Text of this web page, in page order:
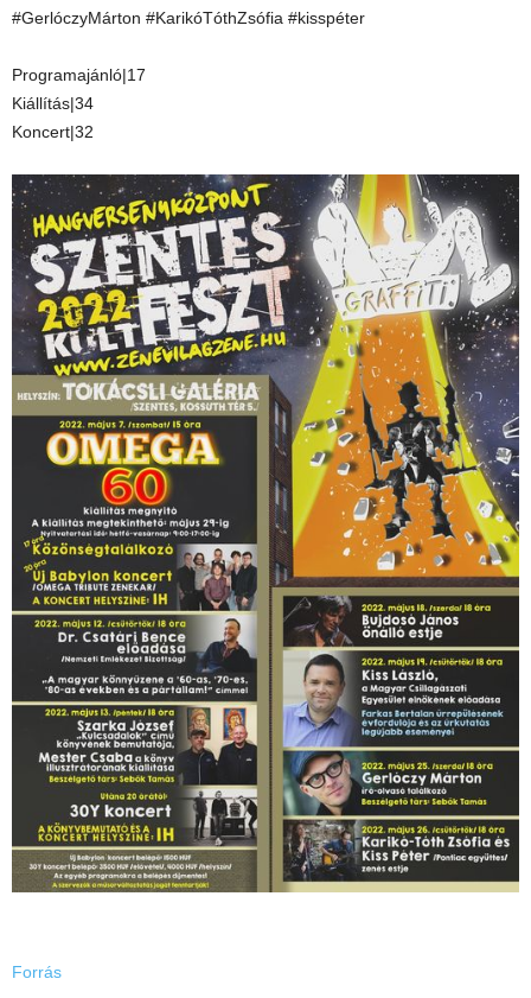
#GerlóczyMárton #KarikóTóthZsófia #kisspéter
Programajánló|17
Kiállítás|34
Koncert|32
Forrás